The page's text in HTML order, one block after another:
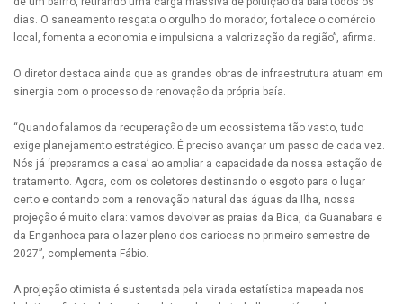
dias. O saneamento resgata o orgulho do morador, fortalece o comércio
local, fomenta a economia e impulsiona a valorização da região”, afirma.
O diretor destaca ainda que as grandes obras de infraestrutura atuam em
sinergia com o processo de renovação da própria baía.
“Quando falamos da recuperação de um ecossistema tão vasto, tudo
exige planejamento estratégico. É preciso avançar um passo de cada vez.
Nós já ‘preparamos a casa’ ao ampliar a capacidade da nossa estação de
tratamento. Agora, com os coletores destinando o esgoto para o lugar
certo e contando com a renovação natural das águas da Ilha, nossa
projeção é muito clara: vamos devolver as praias da Bica, da Guanabara e
da Engenhoca para o lazer pleno dos cariocas no primeiro semestre de
2027”, complementa Fábio.
A projeção otimista é sustentada pela virada estatística mapeada nos